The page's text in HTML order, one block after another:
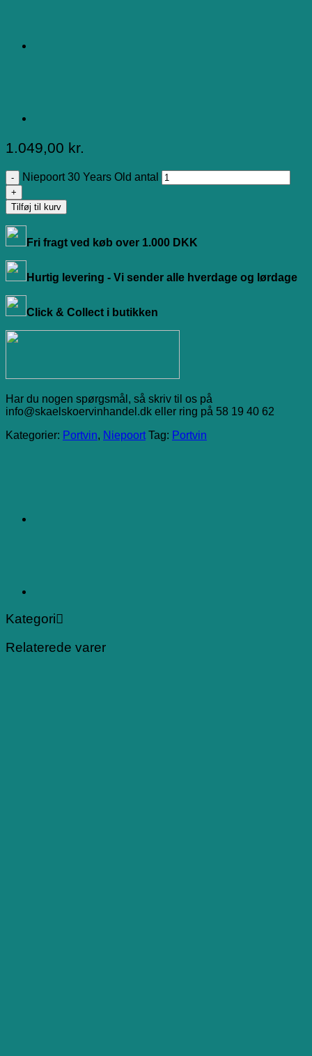
1.049,00 kr.
Niepoort 30 Years Old antal
Tilføj til kurv
Fri fragt ved køb over 1.000 DKK
Hurtig levering - Vi sender alle hverdage og lørdage
Click & Collect i butikken
Har du nogen spørgsmål, så skriv til os på
info@skaelskoervinhandel.dk eller ring på 58 19 40 62
Kategorier: Portvin, Niepoort Tag: Portvin
Kategori
Relaterede varer